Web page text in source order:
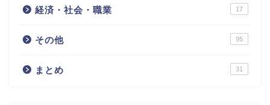
経済・社会・職業 17
その他 95
まとめ 31